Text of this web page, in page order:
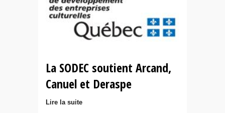
La SODEC soutient Arcand,
Canuel et Deraspe
Lire la suite